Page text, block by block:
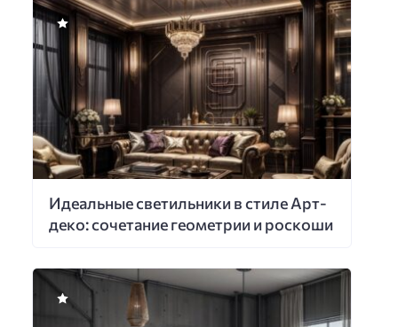
Идеальные светильники в стиле Арт-
деко: сочетание геометрии и роскоши